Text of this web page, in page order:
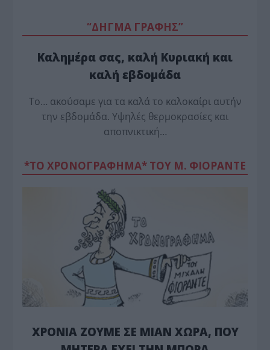
“ΔΗΓΜΑ ΓΡΑΦΗΣ”
Καλημέρα σας, καλή Κυριακή και
καλή εβδομάδα
Το… ακούσαμε για τα καλά το καλοκαίρι αυτήν
την εβδομάδα. Υψηλές θερμοκρασίες και
αποπνικτική…
*ΤΟ ΧΡΟΝΟΓΡΑΦΗΜΑ* ΤΟΥ Μ. ΦΙΟΡΆΝΤΕ
ΧΡΟΝΙΑ ΖΟΥΜΕ ΣΕ ΜΙΑΝ ΧΩΡΑ, ΠΟΥ